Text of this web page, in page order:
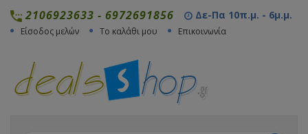
2106923633 - 6972691856 Δε-Πα 10π.μ. - 6μ.μ.
Είσοδος μελών Το καλάθι μου Επικοινωνία